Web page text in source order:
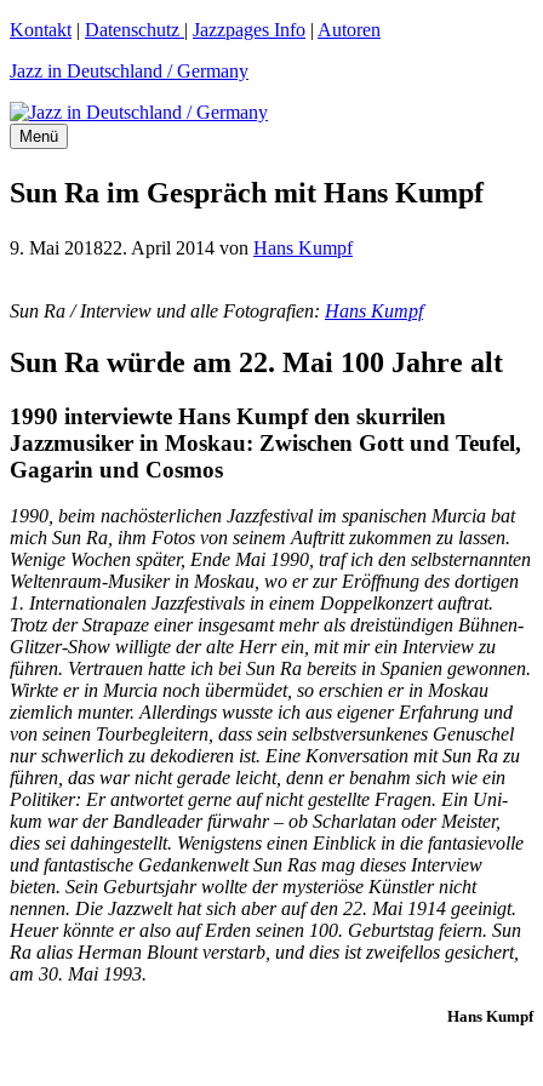
Zum
springen
Kontakt | Datenschutz | Jazzpages Info | Autoren
Jazz in Deutschland / Germany
Menü
Sun Ra im Gespräch mit Hans Kumpf
9. Mai 201822. April 2014 von Hans Kumpf
Sun Ra /Interview und alle Fotografien: Hans Kumpf
Sun Ra würde am 22. Mai 100 Jahre alt
1990 interviewte Hans Kumpf den skurrilen
Jazzmusiker in Moskau: Zwischen Gott und Teufel,
Gagarin und Cosmos
1990, beim nachösterlichen Jazzfestival im spanischen Murcia bat
mich Sun Ra, ihm Fotos von seinem Auftritt zukommen zu lassen.
We­nige Wochen später, Ende Mai 1990, traf ich den selbsternannten
Weltenraum-Mu­siker in Moskau, wo er zur Eröffnung des dortigen
1. Internationalen Jazzfestivals in einem Doppelkonzert auftrat.
Trotz der Strapaze einer insgesamt mehr als drei­stündigen Bühnen-
Glitzer-Show willigte der alte Herr ein, mit mir ein Interview zu
führen. Vertrauen hatte ich bei Sun Ra bereits in Spanien gewonnen.
Wirkte er in Murcia noch übermüdet, so erschien er in Moskau
ziemlich munter. Allerdings wusste ich aus eigener Erfahrung und
von seinen Tourbegleitern, dass sein selbstversunke­nes Genuschel
nur schwerlich zu deko­dieren ist. Eine Konversation mit Sun Ra zu
führen, das war nicht gerade leicht, denn er be­nahm sich wie ein
Politiker: Er antwortet gerne auf nicht gestellte Fragen. Ein Uni­
kum war der Bandleader fürwahr – ob Scharlatan oder Meister,
dies sei dahingestellt. Wenigstens einen Einblick in die fantasie­volle
und fantastische Gedankenwelt Sun Ras mag dieses Interview
bieten. Sein Geburtsjahr wollte der mysteriöse Künstler nicht
nennen. Die Jazzwelt hat sich aber auf den 22. Mai 1914 geeinigt.
Heuer könnte er also auf Erden seinen 100. Geburtstag feiern. Sun
Ra alias Herman Blount verstarb, und dies ist zweifellos gesichert,
am 30. Mai 1993.
Hans Kumpf